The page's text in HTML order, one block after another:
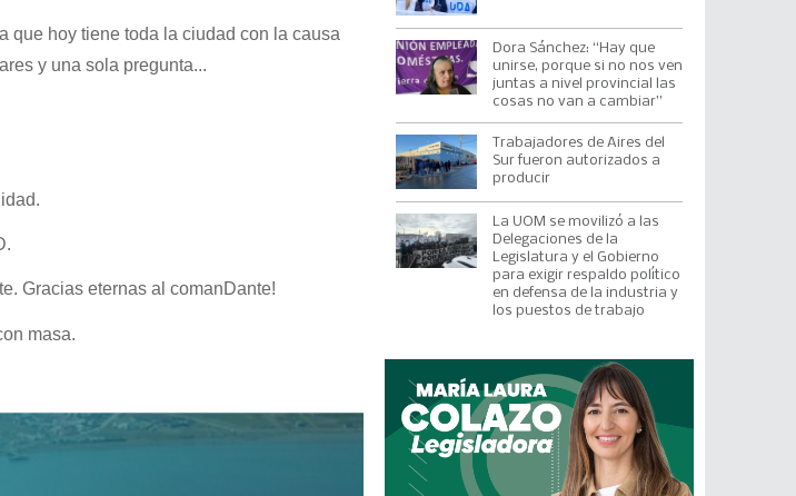
que hoy tiene toda la ciudad con la causa
y una sola pregunta...
Gracias eternas al comanDante!
masa.
Dora Sánchez: “Hay que
unirse, porque si no nos ven
juntas a nivel provincial las
cosas no van a cambiar”
Trabajadores de Aires del
Sur fueron autorizados a
producir
La UOM se movilizó a las
Delegaciones de la
Legislatura y el Gobierno
para exigir respaldo político
en defensa de la industria y
los puestos de trabajo